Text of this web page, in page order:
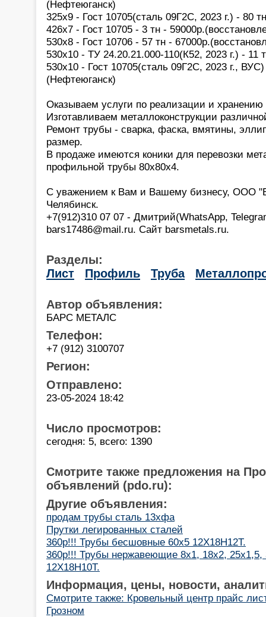
(Нефтеюганск)
325х9 - Гост 10705(сталь 09Г2С, 2023 г.) - 80
426х7 - Гост 10705 - 3 тн -
530х8 - Гост 10706 - 57 тн -
530х10 - ТУ 24.20.21.000-110(К52, 2023 г.) - 11
530х10 - Гост 10705(сталь 09Г2С, 2023 г.,
(Нефтеюганск)
Оказываем услуги по реализации и
Изготавливаем металлоконструкции
Ремонт трубы - сварка, фаска, вмятины,
размер.
В продаже имеются коники для перевозки
профильной трубы 80х80х4.
С уважением к Вам и Вашему бизнесу, ООО
Челябинск.
+7(912)310 07 07 - Дмитрий(WhatsApp,
bars17486@mail.ru. Сайт barsmetals.ru.
Разделы:
Лист
Профиль Труба
Автор объявления:
БАРС МЕТАЛС
Телефон:
+7 (912) 3100707
Регион:
Отправлено:
23-05-2024 18:42
Число просмотров:
сегодня: 5, всего: 1390
Смотрите также предложения на
объявлений (pdo.ru):
Другие объявления:
продам трубы сталь 13хфа
Прутки легированных сталей
360р!!! Трубы бесшовные 60х5 12Х18Н12Т.
360р!!! Трубы нержавеющие 8х1, 18х2, 25х1,5,
12Х18Н10Т.
Информация, цены, новости,
Смотрите также: Кровельный центр прайс
Грозном